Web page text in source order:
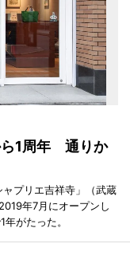
ら1周年 通りか
プリエ吉祥寺」（武蔵
年7月にオープンし
がたった。